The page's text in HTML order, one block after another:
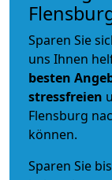
Sparen Sie
uns Ihnen
besten
stressfreien
Flensburg
können.
Sparen Sie